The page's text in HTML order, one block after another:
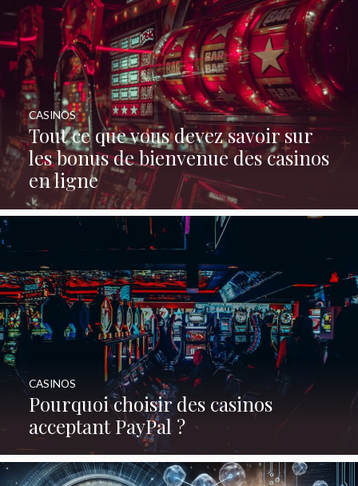
Tout ce que vous devez savoir sur
les bonus de bienvenue des casinos
en ligne
CASINOS
Pourquoi choisir des casinos
acceptant PayPal ?
CASINOS